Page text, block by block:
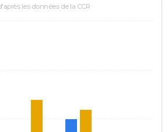
les données de la CCR